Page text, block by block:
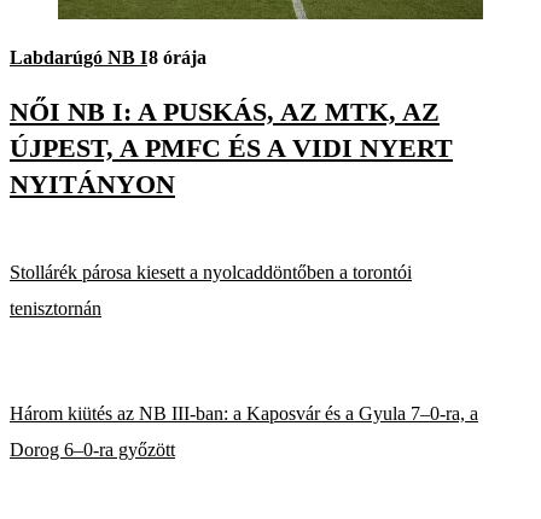
Labdarúgó NB I8 órája
NŐI NB I: A PUSKÁS, AZ MTK, AZ
ÚJPEST, A PMFC ÉS A VIDI NYERT
NYITÁNYON
Stollárék párosa kiesett a nyolcaddöntőben a torontói
tenisztornán
Három kiütés az NB III-ban: a Kaposvár és a Gyula 7–0-ra, a
Dorog 6–0-ra győzött